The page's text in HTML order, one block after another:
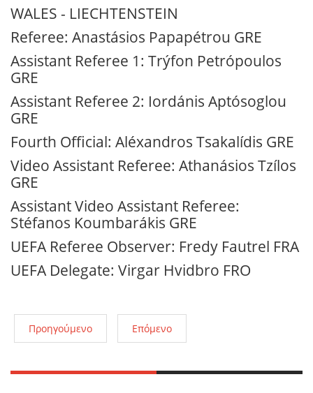
WALES - LIECHTENSTEIN
Referee: Anastásios Papapétrou GRE
Assistant Referee 1: Trýfon Petrópoulos
GRE
Assistant Referee 2: Iordánis Aptósoglou
GRE
Fourth Official: Aléxandros Tsakalídis GRE
Video Assistant Referee: Athanásios Tzílos
GRE
Assistant Video Assistant Referee:
Stéfanos Koumbarákis GRE
UEFA Referee Observer: Fredy Fautrel FRA
UEFA Delegate: Virgar Hvidbro FRO
Προηγούμενο Επόμενο